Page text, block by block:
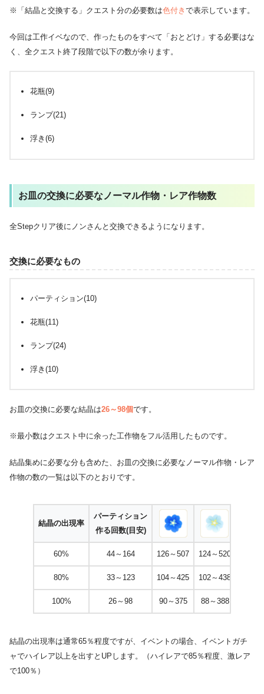
※「結晶と交換する」クエスト分の必要数は色付き で表示しています。
今回は工作イベなので、作ったものをすべて「おとどけ」する必要はな
く、全クエスト終了段階で以下の数が余ります。
花瓶(9)
ランプ(21)
浮き(6)
お皿の交換に必要なノーマル作物・レア作物数
全Stepクリア後にノンさんと交換できるようになります。
交換に必要なもの
パーティション(10)
花瓶(11)
ランプ(24)
浮き(10)
お皿の交換に必要な結晶は26～98個です。
※最小数はクエスト中に余った工作物をフル活用したものです。
結晶集めに必要な分も含めた、お皿の交換に必要なノーマル作物・レア
作物の数の一覧は以下のとおりです。
結晶の出現率
パーティション
作る回数(目安)
60% 44～164 126～507 124～520
80% 33～123 104～425 102～438
100% 26～98 90～375 88～388
結晶の出現率は通常65％程度ですが、イベントの場合、イベントガチ
ャでハイレア以上を出すとUPします。（ハイレアで85％程度、激レア
で100％）